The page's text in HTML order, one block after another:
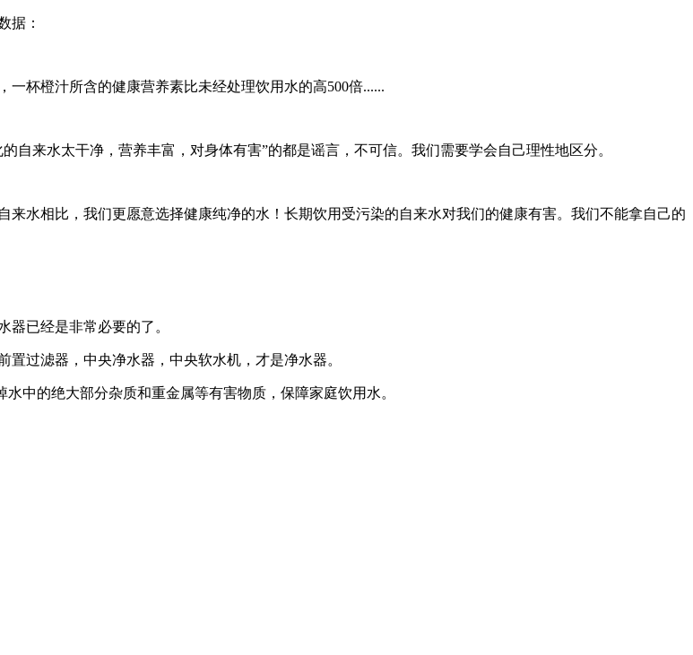
据：
杯橙汁所含的健康营养素比未经处理饮用水的高500倍......
自来水太干净，营养丰富，对身体有害”的都是谣言，不可信。我们需要学会自己理性地区分。
水相比，我们更愿意选择健康纯净的水！长期饮用受污染的自来水对我们的健康有害。我们不能拿自己的
已经是非常必要的了。
过滤器，中央净水器，中央软水机，才是净水器。
中的绝大部分杂质和重金属等有害物质，保障家庭饮用水。